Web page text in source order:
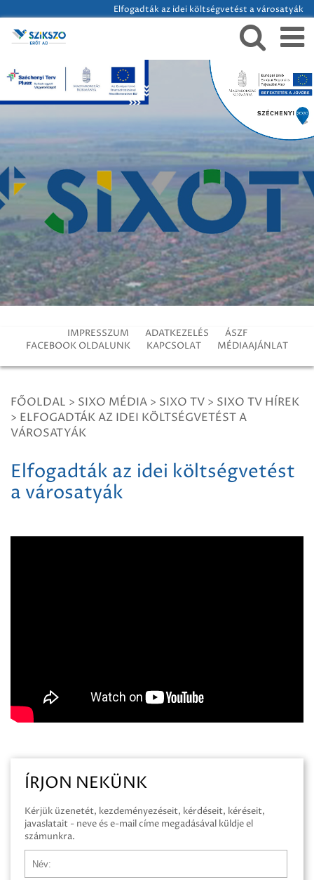
Elfogadták az idei költségvetést a városatyák
IMPRESSZUM ADATKEZELÉS
ÁSZF
FACEBOOK OLDALUNK
KAPCSOLAT MÉDIAAJÁNLAT
FŐOLDAL > SIXO MÉDIA > SIXO TV > SIXO TV HÍREK
> ELFOGADTÁK AZ IDEI KÖLTSÉGVETÉST A
VÁROSATYÁK
Elfogadták az idei költségvetést
a városatyák
ÍRJON NEKÜNK
Kérjük üzenetét, kezdeményezéseit, kérdéseit, kéréseit,
javaslatait - neve és e-mail címe megadásával küldje el
számunkra.